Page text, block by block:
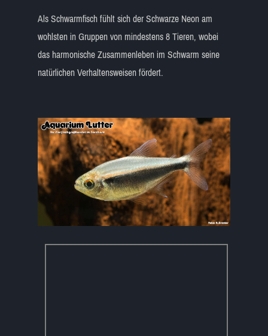
Als Schwarmfisch fühlt sich der Schwarze Neon am
wohlsten in Gruppen von mindestens 8 Tieren, wobei
das harmonische Zusammenleben im Schwarm seine
natürlichen Verhaltensweisen fördert.